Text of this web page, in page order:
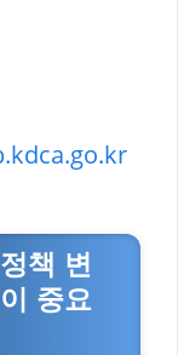
책 변
중요